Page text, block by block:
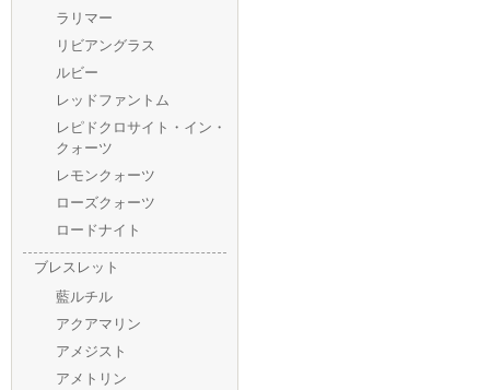
ラリマー
リビアングラス
ルビー
レッドファントム
レピドクロサイト・イン・
クォーツ
レモンクォーツ
ローズクォーツ
ロードナイト
ブレスレット
藍ルチル
アクアマリン
アメジスト
アメトリン